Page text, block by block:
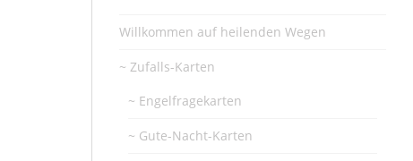
Willkommen auf heilenden Wegen
~ Zufalls-Karten
~ Engelfragekarten
~ Gute-Nacht-Karten